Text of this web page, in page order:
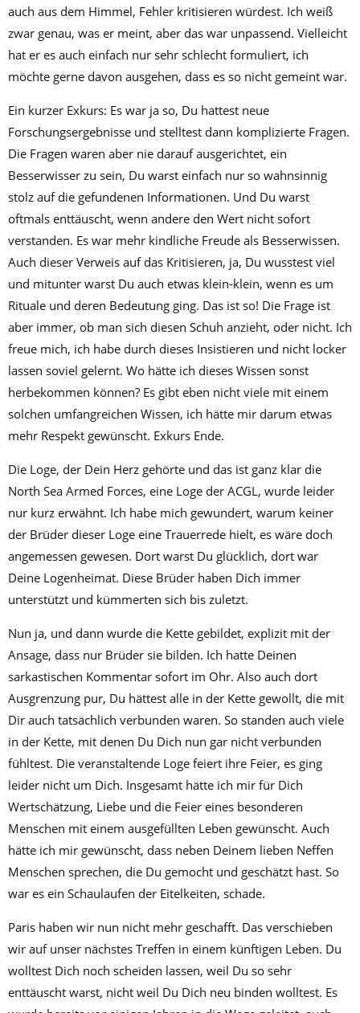
auch aus dem Himmel, Fehler kritisieren würdest. Ich weiß
zwar genau, was er meint, aber das war unpassend. Vielleicht
hat er es auch einfach nur sehr schlecht formuliert, ich
möchte gerne davon ausgehen, dass es so nicht gemeint war.
Ein kurzer Exkurs: Es war ja so, Du hattest neue
Forschungsergebnisse und stelltest dann komplizierte Fragen.
Die Fragen waren aber nie darauf ausgerichtet, ein
Besserwisser zu sein, Du warst einfach nur so wahnsinnig
stolz auf die gefundenen Informationen. Und Du warst
oftmals enttäuscht, wenn andere den Wert nicht sofort
verstanden. Es war mehr kindliche Freude als Besserwissen.
Auch dieser Verweis auf das Kritisieren, ja, Du wusstest viel
und mitunter warst Du auch etwas klein-klein, wenn es um
Rituale und deren Bedeutung ging. Das ist so! Die Frage ist
aber immer, ob man sich diesen Schuh anzieht, oder nicht. Ich
freue mich, ich habe durch dieses Insistieren und nicht locker
lassen soviel gelernt. Wo hätte ich dieses Wissen sonst
herbekommen können? Es gibt eben nicht viele mit einem
solchen umfangreichen Wissen, ich hätte mir darum etwas
mehr Respekt gewünscht. Exkurs Ende.
Die Loge, der Dein Herz gehörte und das ist ganz klar die
North Sea Armed Forces, eine Loge der ACGL, wurde leider
nur kurz erwähnt. Ich habe mich gewundert, warum keiner
der Brüder dieser Loge eine Trauerrede hielt, es wäre doch
angemessen gewesen. Dort warst Du glücklich, dort war
Deine Logenheimat. Diese Brüder haben Dich immer
unterstützt und kümmerten sich bis zuletzt.
Nun ja, und dann wurde die Kette gebildet, explizit mit der
Ansage, dass nur Brüder sie bilden. Ich hatte Deinen
sarkastischen Kommentar sofort im Ohr. Also auch dort
Ausgrenzung pur, Du hättest alle in der Kette gewollt, die mit
Dir auch tatsächlich verbunden waren. So standen auch viele
in der Kette, mit denen Du Dich nun gar nicht verbunden
fühltest. Die veranstaltende Loge feiert ihre Feier, es ging
leider nicht um Dich. Insgesamt hätte ich mir für Dich
Wertschätzung, Liebe und die Feier eines besonderen
Menschen mit einem ausgefüllten Leben gewünscht. Auch
hätte ich mir gewünscht, dass neben Deinem lieben Neffen
Menschen sprechen, die Du gemocht und geschätzt hast. So
war es ein Schaulaufen der Eitelkeiten, schade.
Paris haben wir nun nicht mehr geschafft. Das verschieben
wir auf unser nächstes Treffen in einem künftigen Leben. Du
wolltest Dich noch scheiden lassen, weil Du so sehr
enttäuscht warst, nicht weil Du Dich neu binden wolltest. Es